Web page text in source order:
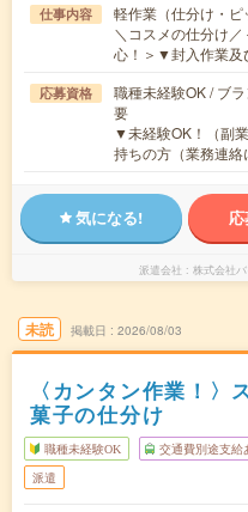
仕事内容
軽作業（仕分け・ピ
＼コスメの仕分け
心！＞▼封入作業
応募資格
職種未経験OK / ブ
要
▼未経験OK！（副
持ちの方（業務連
気になる!
派遣会社 株式会社
未読 掲載日 2026/08/03
〈カンタン作業！〉
菓子の仕分け
職種未経験OK 交通費別途支給
派遣